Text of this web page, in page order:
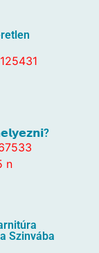
Szinvába